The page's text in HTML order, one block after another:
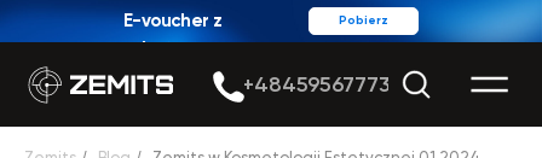
Pobierz
E-voucher z
rabatem